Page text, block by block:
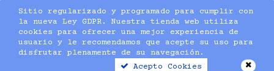
Sitio regularizado y programado para cumplir con
la nueva Ley GDPR. Nuestra tienda web utiliza
cookies para ofrecer una mejor experiencia de
usuario y le recomendamos que acepte su uso para
disfrutar plenamente de su navegación.
Acepto Cookies